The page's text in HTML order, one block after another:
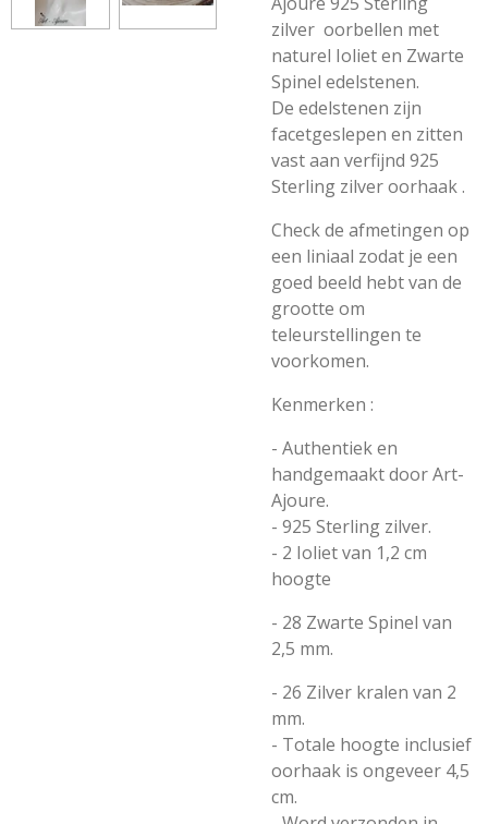
zilver oorbellen met
naturel Ioliet en Zwarte
Spinel edelstenen.
De edelstenen zijn
facetgeslepen en zitten
vast aan verfijnd 925
Sterling zilver oorhaak .
Check de afmetingen op
een liniaal zodat je een
goed beeld hebt van de
grootte om
teleurstellingen te
voorkomen.
Kenmerken :
- Authentiek en
handgemaakt door Art-
Ajoure.
- 925 Sterling zilver.
- 2 Ioliet van 1,2 cm
hoogte
- 28 Zwarte Spinel van
2,5 mm.
- 26 Zilver kralen van 2
mm.
- Totale hoogte inclusief
oorhaak is ongeveer 4,5
cm.